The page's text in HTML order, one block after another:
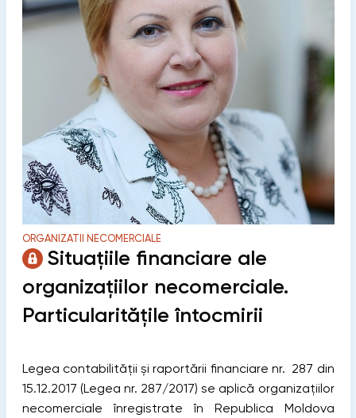
ORGANIZATII NECOMERCIALE
Situaţiile financiare ale
organizaţiilor necomerciale.
Particularităţile întocmirii
Legea contabilității și raportării financiare nr. 287 din
15.12.2017 (Legea nr. 287/2017) se aplică organizaţiilor
necomerciale înregistrate în Republica Moldova